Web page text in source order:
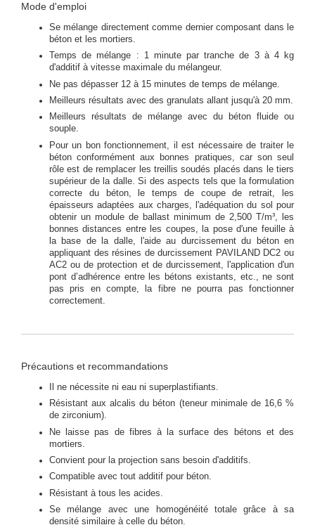
Mode d'emploi
Se mélange directement comme dernier composant dans le
béton et les mortiers.
Temps de mélange : 1 minute par tranche de 3 à 4 kg
d'additif à vitesse maximale du mélangeur.
Ne pas dépasser 12 à 15 minutes de temps de mélange.
Meilleurs résultats avec des granulats allant jusqu'à 20 mm.
Meilleurs résultats de mélange avec du béton fluide ou
souple.
Pour un bon fonctionnement, il est nécessaire de traiter le
béton conformément aux bonnes pratiques, car son seul
rôle est de remplacer les treillis soudés placés dans le tiers
supérieur de la dalle. Si des aspects tels que la formulation
correcte du béton, le temps de coupe de retrait, les
épaisseurs adaptées aux charges, l'adéquation du sol pour
obtenir un module de ballast minimum de 2,500 T/m³, les
bonnes distances entre les coupes, la pose d'une feuille à
la base de la dalle, l'aide au durcissement du béton en
appliquant des résines de durcissement PAVILAND DC2 ou
AC2 ou de protection et de durcissement, l'application d'un
pont d’adhérence entre les bétons existants, etc., ne sont
pas pris en compte, la fibre ne pourra pas fonctionner
correctement.
Précautions et recommandations
Il ne nécessite ni eau ni superplastifiants.
Résistant aux alcalis du béton (teneur minimale de 16,6 %
de zirconium).
Ne laisse pas de fibres à la surface des bétons et des
mortiers.
Convient pour la projection sans besoin d'additifs.
Compatible avec tout additif pour béton.
Résistant à tous les acides.
Se mélange avec une homogénéité totale grâce à sa
densité similaire à celle du béton.